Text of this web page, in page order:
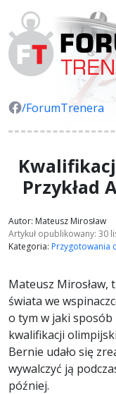
/ForumTrenera
Przykład
Autor: Mateusz Mirosław
Artykuł opublikowany: 30
Kategoria: Przygotowania
Mateusz Mirosław,
świata we
o tym w jaki
kwalifikacji
Bernie udało się
wywalczyć ją
później.